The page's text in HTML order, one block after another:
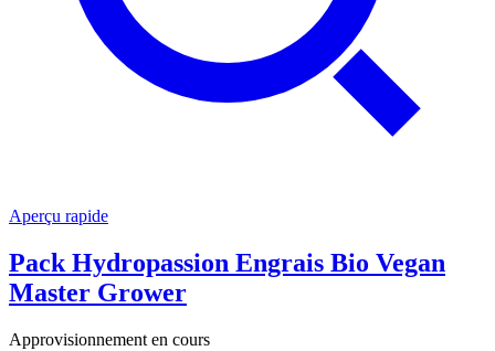
Aperçu rapide
Pack Hydropassion Engrais Bio Vegan
Master Grower
Approvisionnement en cours